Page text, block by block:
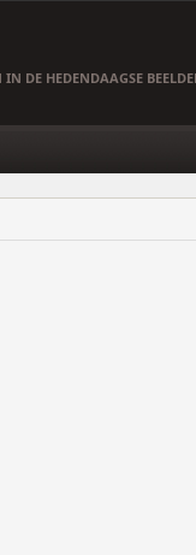
DE HEDENDAAGSE